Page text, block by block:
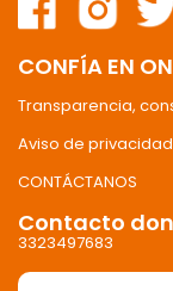
CONFÍA EN
Transparencia,
Aviso de privacidad
CONTÁCTANOS
Contacto
3323497683